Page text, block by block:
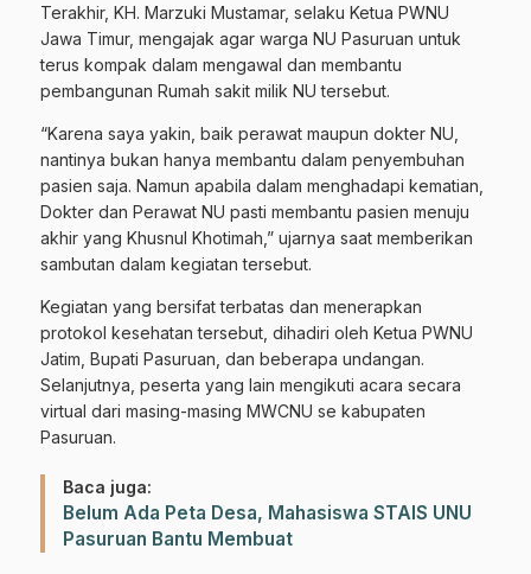
Terakhir, KH. Marzuki Mustamar, selaku Ketua PWNU
Jawa Timur, mengajak agar warga NU Pasuruan untuk
terus kompak dalam mengawal dan membantu
pembangunan Rumah sakit milik NU tersebut.
“Karena saya yakin, baik perawat maupun dokter NU,
nantinya bukan hanya membantu dalam penyembuhan
pasien saja. Namun apabila dalam menghadapi kematian,
Dokter dan Perawat NU pasti membantu pasien menuju
akhir yang Khusnul Khotimah,” ujarnya saat memberikan
sambutan dalam kegiatan tersebut.
Kegiatan yang bersifat terbatas dan menerapkan
protokol kesehatan tersebut, dihadiri oleh Ketua PWNU
Jatim, Bupati Pasuruan, dan beberapa undangan.
Selanjutnya, peserta yang lain mengikuti acara secara
virtual dari masing-masing MWCNU se kabupaten
Pasuruan.
Baca juga:
Belum Ada Peta Desa, Mahasiswa STAIS UNU
Pasuruan Bantu Membuat